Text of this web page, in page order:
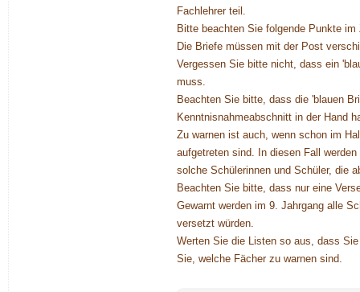
Fachlehrer teil.
Bitte beachten Sie folgende Punkte
Die Briefe müssen mit der Post
Vergessen Sie bitte nicht, dass ein
muss.
Beachten Sie bitte, dass die 'blauen
Kenntnisnahmeabschnitt in der Hand
Zu warnen ist auch, wenn schon im
aufgetreten sind. In diesen Fall
solche Schülerinnen und Schüler, die
Beachten Sie bitte, dass nur eine
Gewarnt werden im 9. Jahrgang alle
versetzt würden.
Werten Sie die Listen so aus, dass
Sie, welche Fächer zu warnen sind.